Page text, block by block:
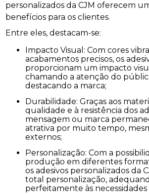
personalizados da CJM oferecem
benefícios para os clientes.
Entre eles, destacam-se:
Impacto Visual: Com cores vibrantes e
acabamentos precisos, os
proporcionam um impacto
chamando a atenção do
destacando a marca;
Durabilidade: Graças aos materiais de alta
qualidade e à resistência dos
mensagem ou marca
atrativa por muito tempo,
externos;
Personalização: Com a possibilidade de
produção em diferentes
os adesivos personalizados da
total personalização,
perfeitamente às